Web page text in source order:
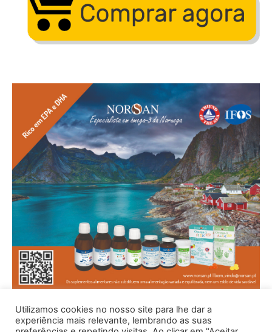
Utilizamos cookies no nosso site para lhe dar a
experiência mais relevante, lembrando as suas